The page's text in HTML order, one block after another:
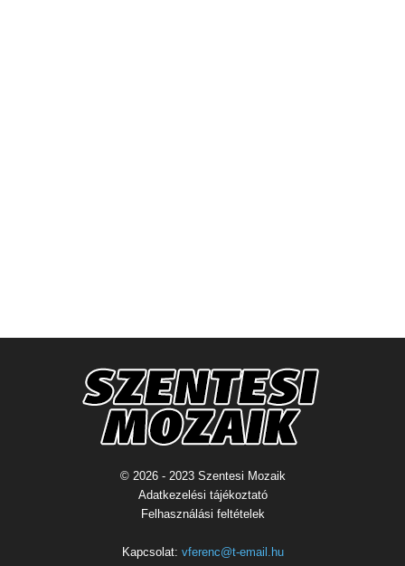
© 2026 - 2023 Szentesi Mozaik
Adatkezelési tájékoztató
Felhasználási feltételek
Kapcsolat: vferenc@t-email.hu